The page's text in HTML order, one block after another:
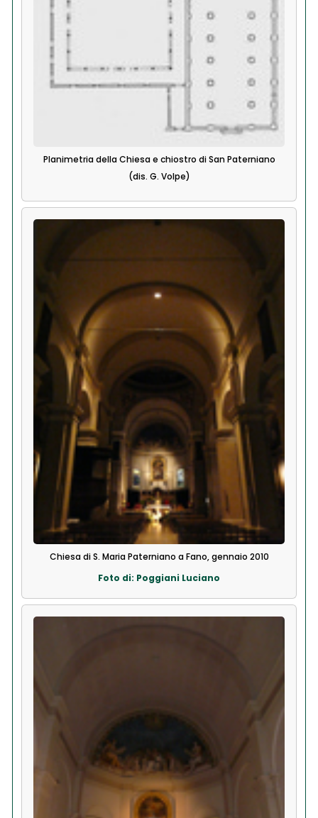
Planimetria della Chiesa e chiostro di San Paterniano
(dis. G. Volpe)
Chiesa di S. Maria Paterniano a Fano, gennaio 2010
Foto di: Poggiani Luciano